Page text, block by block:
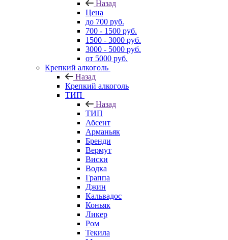
Назад
Цена
до 700 руб.
700 - 1500 руб.
1500 - 3000 руб.
3000 - 5000 руб.
от 5000 руб.
Крепкий алкоголь
Назад
Крепкий алкоголь
ТИП
Назад
ТИП
Абсент
Арманьяк
Бренди
Вермут
Виски
Водка
Граппа
Джин
Кальвадос
Коньяк
Ликер
Ром
Текила